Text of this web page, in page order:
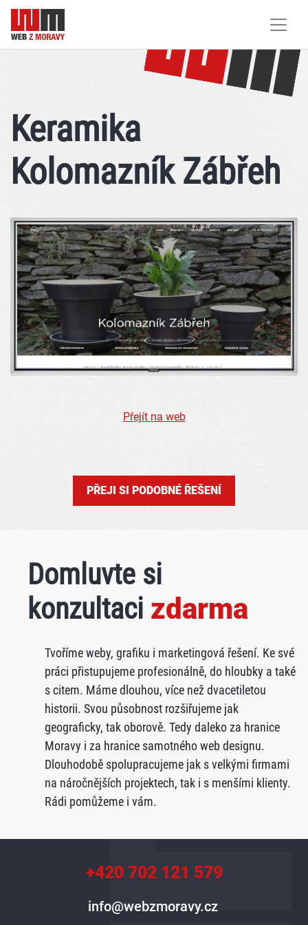
Keramika
Kolomazník Zábřeh
Přejít na web
PŘEJI SI PODOBNÉ ŘEŠENÍ
Domluvte si
konzultaci zdarma
Tvoříme weby, grafiku i marketingová řešení. Ke své
práci přistupujeme profesionálně, do hloubky a také
s citem. Máme dlouhou, více než dvacetiletou
historii. Svou působnost rozšiřujeme jak
geograficky, tak oborově. Tedy daleko za hranice
Moravy i za hranice samotného web designu.
Dlouhodobě spolupracujeme jak s velkými firmami
na náročnějších projektech, tak i s menšími klienty.
Rádi pomůžeme i vám.
+420 702 121 579
info@webzmoravy.cz